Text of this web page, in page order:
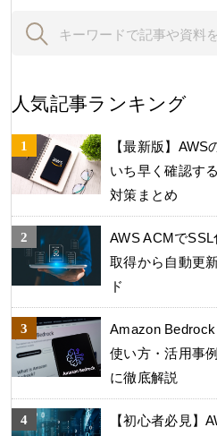
人気記事ランキング
【最新版】AWS
いち早く確認す
対策まとめ
AWS ACMで
取得から自動更
ド
Amazon Bedrock
使い方・活用事
に徹底解説
【初心者必見】